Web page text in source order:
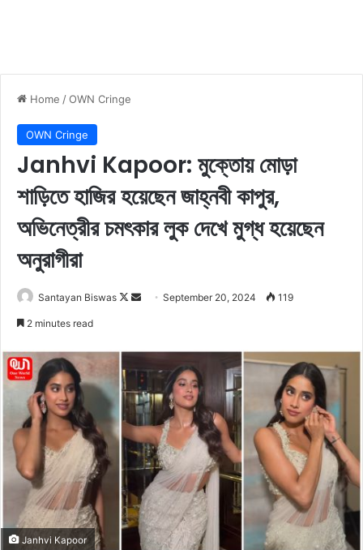
Home /OWN Cringe
OWN Cringe
Janhvi Kapoor: মুক্তোয় মোড়া
শাড়িতে হাজির হয়েছেন জাহ্নবী কাপুর,
অভিনেত্রীর চমৎকার লুক দেখে মুগ্ধ হয়েছেন
অনুরাগীরা
Santayan Biswas
F
l
w
o
n
X
d
a
n
e
m
a
i
l
September 20, 2024 119
2 minutes read
Janhvi Kapoor